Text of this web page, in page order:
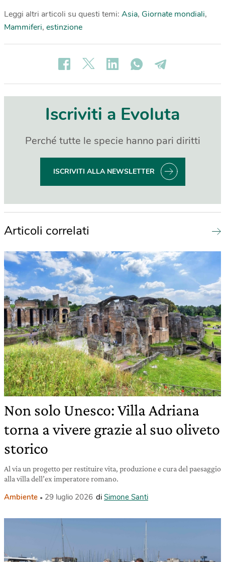
Leggi altri articoli su questi temi: Asia, Giornate mondiali,
Mammiferi, estinzione
Iscriviti a Evoluta
Perché tutte le specie hanno pari diritti
ISCRIVITI ALLA NEWSLETTER
Articoli correlati
Non solo Unesco: Villa Adriana
torna a vivere grazie al suo oliveto
storico
Al via un progetto per restituire vita, produzione e cura del paesaggio
alla villa dell’ex imperatore romano.
Ambiente 29 luglio 2026 di Simone Santi